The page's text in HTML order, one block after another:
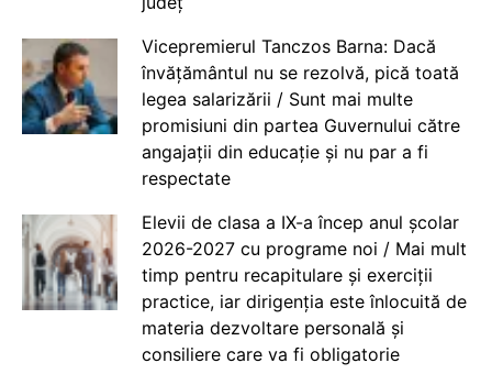
Vicepremierul Tanczos Barna: Dacă
învățământul nu se rezolvă, pică toată
legea salarizării / Sunt mai multe
promisiuni din partea Guvernului către
angajații din educație și nu par a fi
respectate
Elevii de clasa a IX-a încep anul școlar
2026-2027 cu programe noi / Mai mult
timp pentru recapitulare și exerciții
practice, iar dirigenția este înlocuită de
materia dezvoltare personală și
consiliere care va fi obligatorie